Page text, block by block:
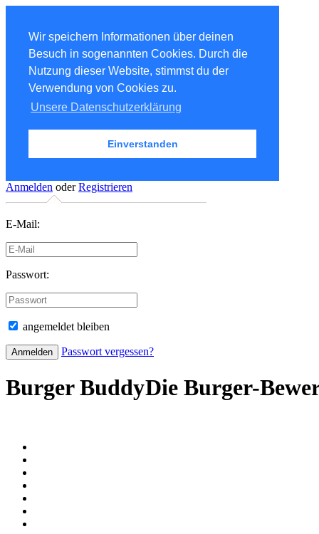
Wir speichern Informationen über deinen
Besuch in sogenannten Cookies. Durch die
Nutzung dieser Website, stimmst du der
Verwendung von Cookies zu.
Unsere Datenschutzerklärung
Einverstanden
Anmelden oder Registrieren
E-Mail:
Passwort:
angemeldet bleiben
Passwort vergessen?
Burger BuddyDie Burger-